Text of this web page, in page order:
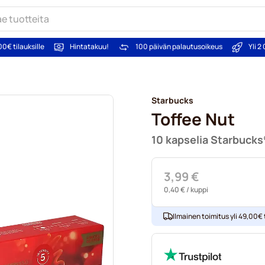
tilauksille Hintatakuu! 100 päivän palautusoikeus Yli 2
Starbucks
Toffee Nut
10 kapselia
3,99 €
0,40 €/ kuppi
Ilmainen toimitus yli